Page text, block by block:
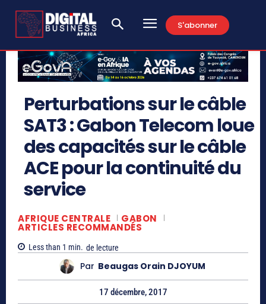
S'abonner
Perturbations sur le câble
SAT3 : Gabon Telecom loue
des capacités sur le câble
ACE pour la continuité du
service
AFRIQUE CENTRALE GABON
ARTICLES RECOMMANDÉS
Less than 1 min. de lecture
Par Beaugas Orain DJOYUM
17 décembre, 2017